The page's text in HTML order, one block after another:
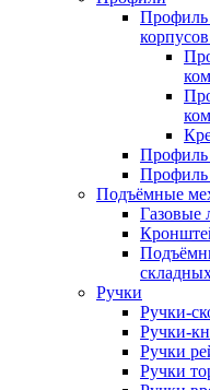
Профиль
Подъёмные
Газовые
Ручки
Ручки-
Ручки-
Ручки
Ручки